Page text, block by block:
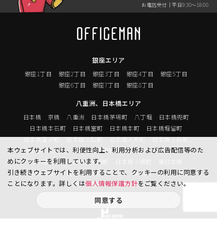
お電話受付｜平日9:30〜18:00
銀座エリア
銀座1丁目 銀座2丁目 銀座3丁目 銀座4丁目
銀座5丁目
銀座6丁目
銀座7丁目 銀座8丁目
八重洲、日本橋エリア
日本橋 京橋 八重洲 日本橋茅場町 八丁堀
日本橋兜町
日本橋本石町
日本橋室町 日本橋本町
日本橋堀留町
日本橋富沢町
日本橋久松町 日本橋人形町
日本橋小舟町
日本橋大伝馬町
日本橋小伝馬町 日本橋浜町
日本橋中洲
日本橋蛎殻町
日本橋箱崎町 日本橋小網町
東日本橋
日本橋馬喰町
日本橋横山町 丸の内 鍛冶町
神田鍛冶町
神田紺屋町
神田美倉町
本ウェブサイトでは、利便性向上、利用分析および広告配信等のた
めにクッキーを利用しています。
引き続きウェブサイトを利用することで、クッキーの利用に同意する
ことになります。詳しくは個人情報保護方針をご覧ください。
同意する